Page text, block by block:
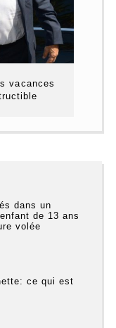
vacances
dans un
de 13 ans
volée
ce qui est